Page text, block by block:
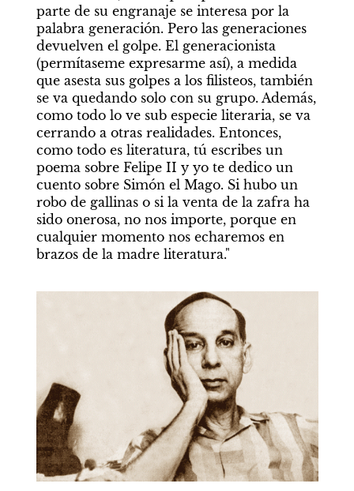
parte de su engranaje se interesa por la
palabra generación. Pero las generaciones
devuelven el golpe. El generacionista
(permítaseme expresarme así), a medida
que asesta sus golpes a los filisteos, también
se va quedando solo con su grupo. Además,
como todo lo ve sub especie literaria, se va
cerrando a otras realidades. Entonces,
como todo es literatura, tú escribes un
poema sobre Felipe II y yo te dedico un
cuento sobre Simón el Mago. Si hubo un
robo de gallinas o si la venta de la zafra ha
sido onerosa, no nos importe, porque en
cualquier momento nos echaremos en
brazos de la madre literatura."